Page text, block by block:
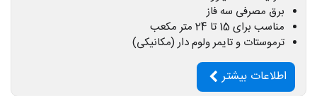
برق مصرفی سه فاز
مناسب برای 15 تا 24 متر مکعب
ترموستات و تایمر ولوم دار (مکانیکی)
اطلاعات بیشتر